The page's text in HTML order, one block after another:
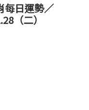
每日運勢／
（二）